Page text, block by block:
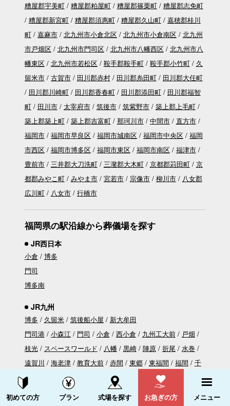
糟屋郡宇美町
糟屋郡粕屋町 糟屋郡篠栗町
糟屋郡志免町
糟屋郡新宮町
糟屋郡須惠町 糟屋郡久山町
嘉穂郡桂川
町
嘉麻市 北九州市小倉北区 北九州市小倉南区
北九州
市戸畑区
北九州市門司区 北九州市八幡西区
北九州市八
幡東区
北九州市若松区 鞍手郡鞍手町 鞍手郡小竹町
久
留米市
古賀市 田川郡赤村 田川郡糸田町
田川郡大任町
田川郡川崎町
田川郡香春町 田川郡添田町
田川郡福智
町
田川市 太宰府市 筑後市 筑紫野市
築上郡上毛町
築上郡築上町
築上郡吉富町 那珂川市 中間市
直方市
福岡市
福岡市早良区 福岡市城南区 福岡市中央区
福岡
市西区
福岡市博多区 福岡市東区 福岡市南区
福津市
豊前市
三井郡大刀洗町 三潴郡大木町 京都郡苅田町
京
都郡みやこ町
みやま市 宮若市 宗像市 柳川市
八女郡
広川町
八女市 行橋市
福岡県の駅沿線から葬儀場を探す
JR西日本
小倉
博多
門司
博多南
JR九州
博多 久留米 筑後船小屋
新大牟田
門司港
小森江 門司 小倉 西小倉 九州工大前
戸畑
枝光
スペースワールド 八幡 黒崎 陣原 折尾
水巻
遠賀川
海老津 教育大前 赤間 東郷 東福間 福間
千
鳥
ししぶ 福工大前 九産大前
千早
吉塚
資料請求する 電話をかける
初めての方 プラン 式場を探す お急ぎの方 メニュー